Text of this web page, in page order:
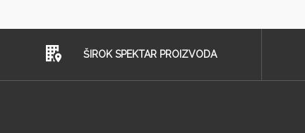
ŠIROK SPEKTAR PROIZVODA